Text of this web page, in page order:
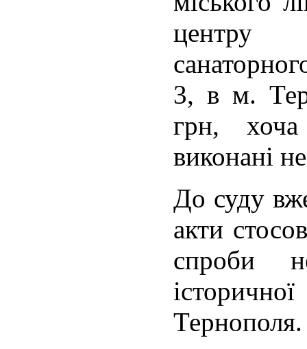
центру
3, в м.
грн, хоча
виконані
До суду
акти
спроби
Тернополя.